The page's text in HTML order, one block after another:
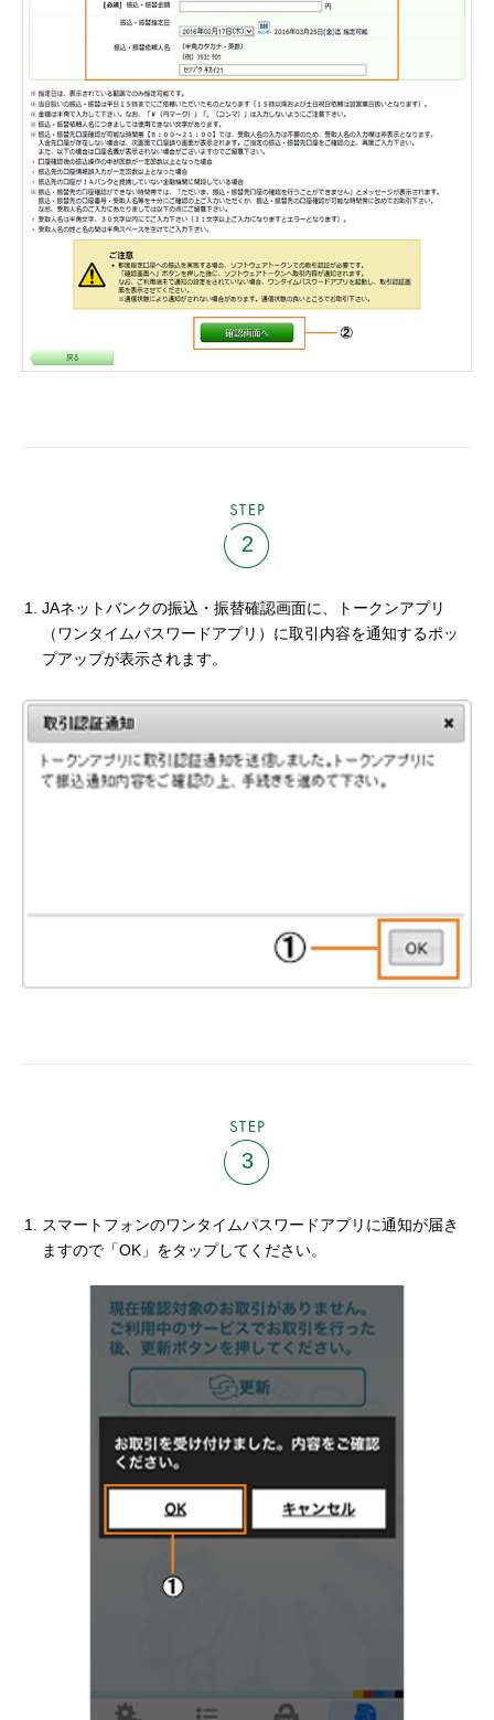
2
JAネットバンクの振込・振替確認画面に、トークンアプリ
（ワンタイムパスワードアプリ）に取引内容を通知するポッ
プアップが表示されます。
3
スマートフォンのワンタイムパスワードアプリに通知が届き
ますので「OK」をタップしてください。